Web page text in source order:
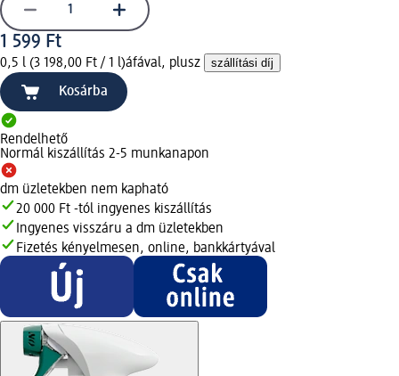
1 599 Ft
0,5 l (3 198,00 Ft / 1 l)áfával, plusz szállítási díj
Kosárba
Rendelhető
Normál kiszállítás 2-5 munkanapon
dm üzletekben nem kapható
20 000 Ft -tól ingyenes kiszállítás
Ingyenes visszáru a dm üzletekben
Fizetés kényelmesen, online, bankkártyával